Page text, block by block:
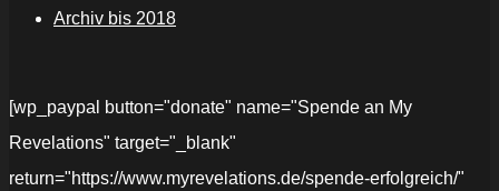
Archiv bis 2018
[wp_paypal button="donate" name="Spende an My
Revelations" target="_blank"
return="https://www.myrevelations.de/spende-erfolgreich/"